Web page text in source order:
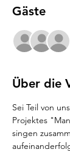
Gäste
Über die
Sei Teil von
Projektes
singen